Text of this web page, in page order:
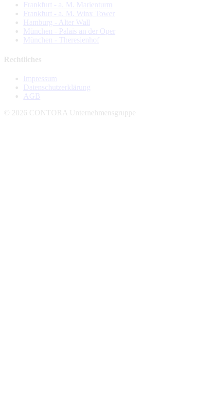
Frankfurt - a. M. Marienturm
Frankfurt - a. M. Winx Tower
Hamburg - Alter Wall
München - Palais an der Oper
München - Theresienhof
Rechtliches
Impressum
Datenschutzerklärung
AGB
© 2026 CONTORA Unternehmensgruppe